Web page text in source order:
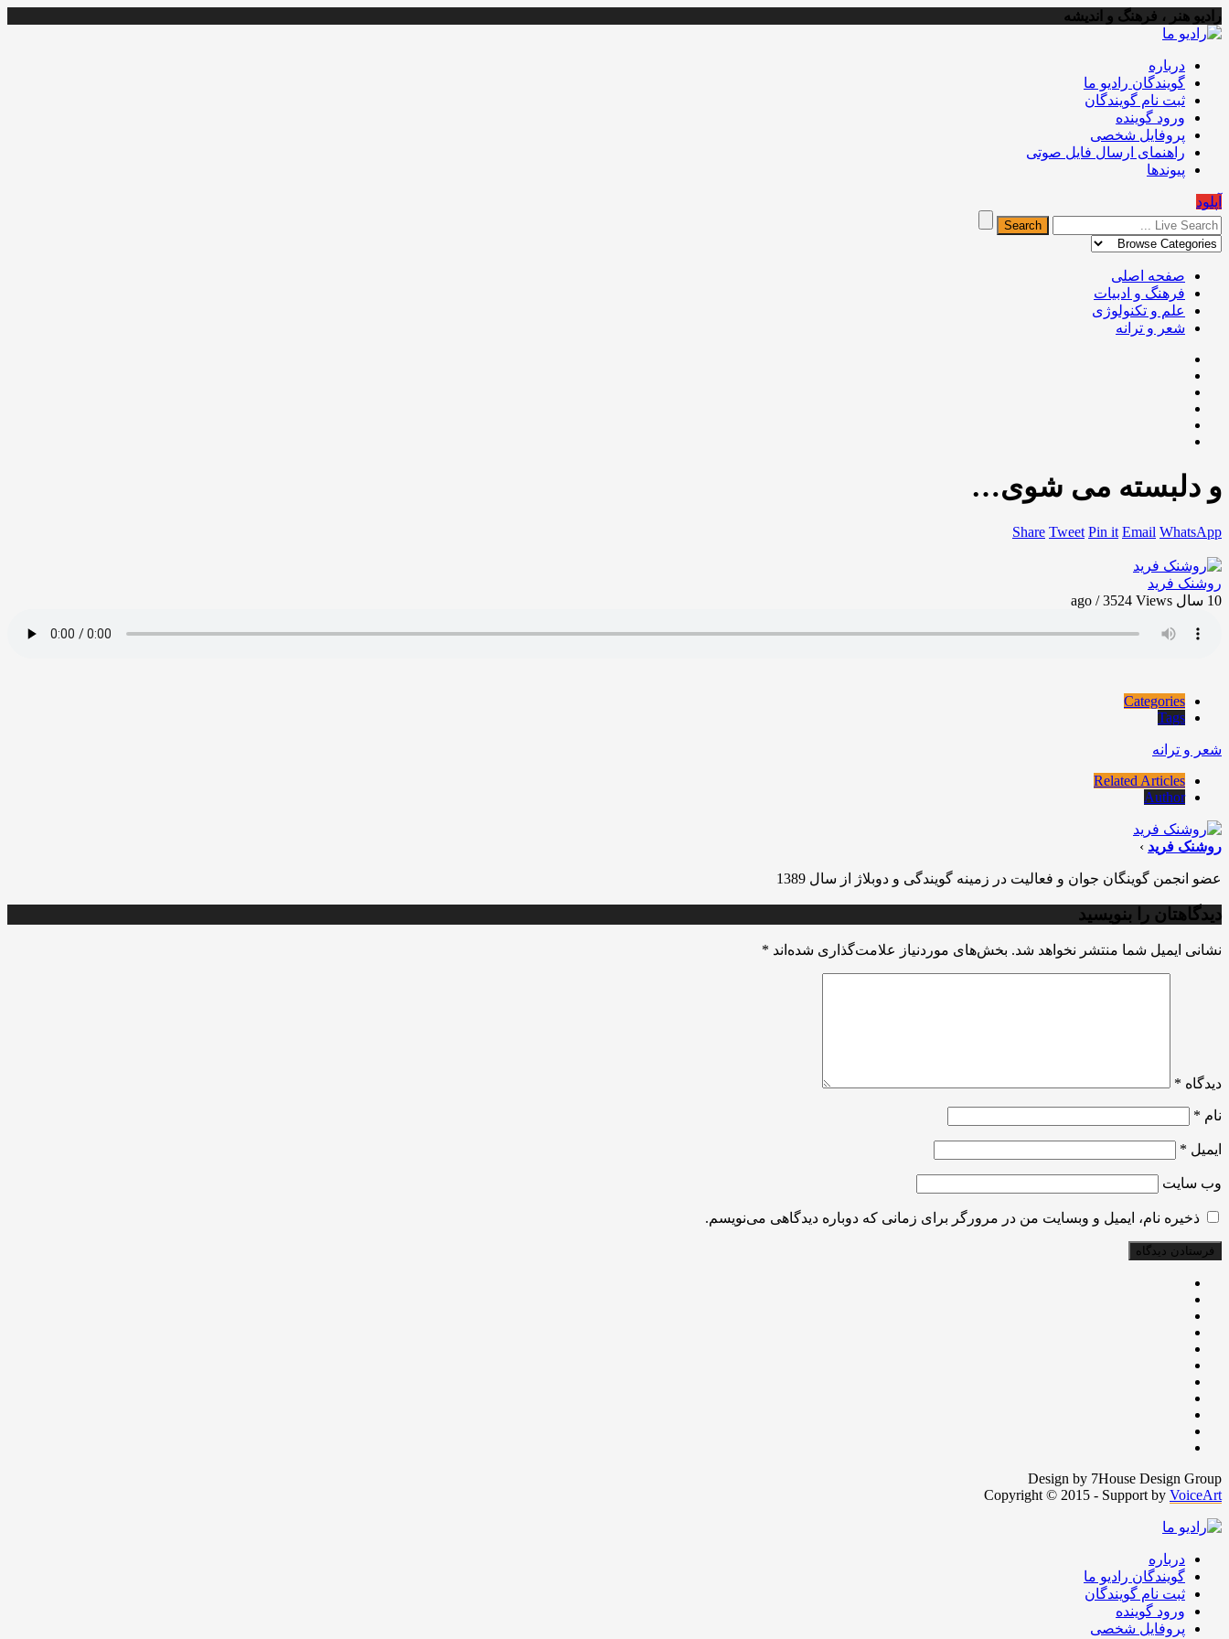
رادیو هنر ، فرهنگ و اندیشه
درباره
گویندگان رادیو ما
ثبت نام گویندگان
ورود گوینده
پروفایل شخصی
راهنمای ارسال فایل صوتی
پیوندها
آپلود
صفحه اصلی
فرهنگ و ادبیات
علم و تکنولوژی
شعر و ترانه
و دلبسته می شوی…
Share Tweet Pin it Email WhatsApp
روشنک فرید
10 سال ago / 3524
Views
Categories
Tags
شعر و ترانه
Related Articles
Author
روشنک فرید ›
عضو انجمن گوینگان جوان و فعالیت در زمینه گویندگی و دوبلاژ از سال 1389
دیدگاهتان را بنویسید
نشانی ایمیل شما منتشر نخواهد شد. بخش‌های موردنیاز علامت‌گذاری شده‌اند *
دیدگاه *
نام *
ایمیل *
وب‌ سایت
ذخیره نام، ایمیل و وبسایت من در مرورگر برای زمانی که دوباره دیدگاهی می‌نویسم.
Design by 7House Design Group
Copyright © 2015 - Support by VoiceArt
درباره
گویندگان رادیو ما
ثبت نام گویندگان
ورود گوینده
پروفایل شخصی